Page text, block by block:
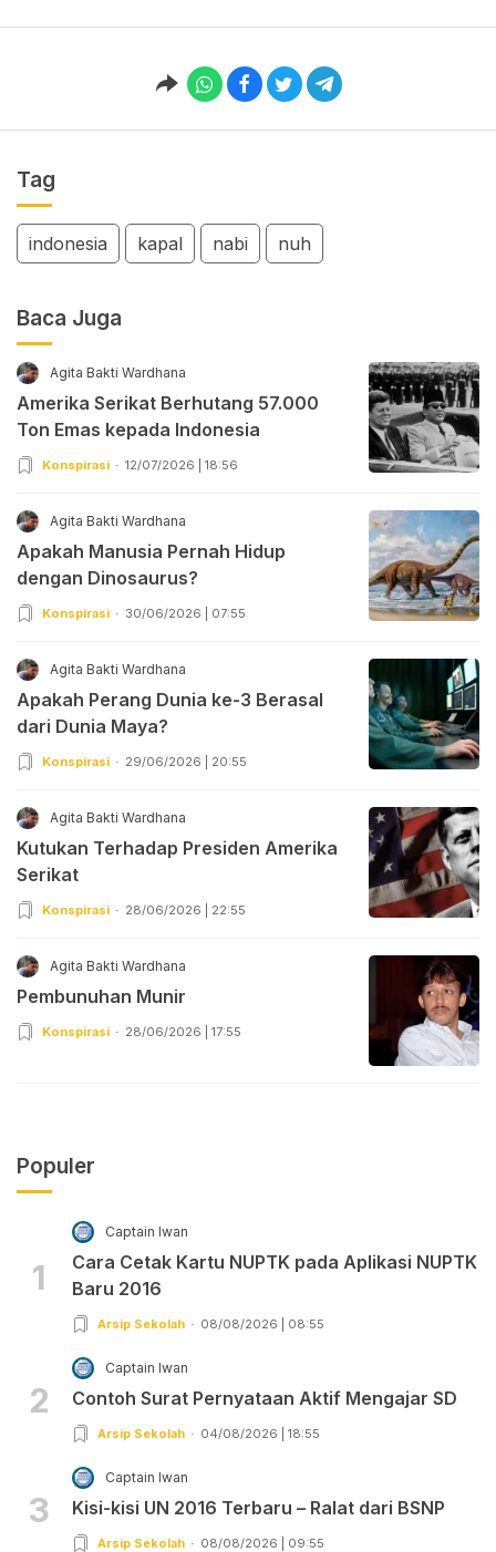
Tag
indonesia kapal nabi nuh
Baca Juga
Agita Bakti Wardhana
Amerika Serikat Berhutang 57.000
Ton Emas kepada Indonesia
Konspirasi 12/07/2026 | 18:56
Agita Bakti Wardhana
Apakah Manusia Pernah Hidup
dengan Dinosaurus?
Konspirasi 30/06/2026 | 07:55
Agita Bakti Wardhana
Apakah Perang Dunia ke-3 Berasal
dari Dunia Maya?
Konspirasi 29/06/2026 | 20:55
Agita Bakti Wardhana
Kutukan Terhadap Presiden Amerika
Serikat
Konspirasi 28/06/2026 | 22:55
Agita Bakti Wardhana
Pembunuhan Munir
Konspirasi 28/06/2026 | 17:55
Populer
1
Captain Iwan
Cara Cetak Kartu NUPTK pada Aplikasi NUPTK
Baru 2016
Arsip Sekolah 08/08/2026 | 08:55
2
Captain Iwan
Contoh Surat Pernyataan Aktif Mengajar SD
Arsip Sekolah 04/08/2026 | 18:55
3
Captain Iwan
Kisi-kisi UN 2016 Terbaru – Ralat dari BSNP
Arsip Sekolah 08/08/2026 | 09:55